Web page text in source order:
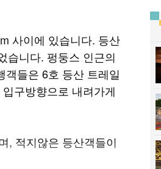
사이에 있습니다. 등산
습니다. 펑둥스 인근의
들은 6호 등산 트레일
구방향으로 내려가게
, 적지않은 등산객들이